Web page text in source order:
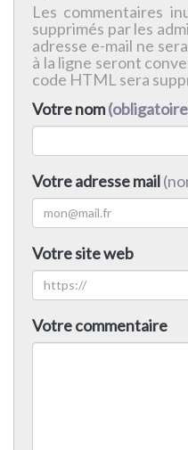
Les commentaires
supprimés par les
adresse e-mail ne
à la ligne seront
code HTML sera
Votre nom
Votre adresse mail
Votre site web
Votre commentaire